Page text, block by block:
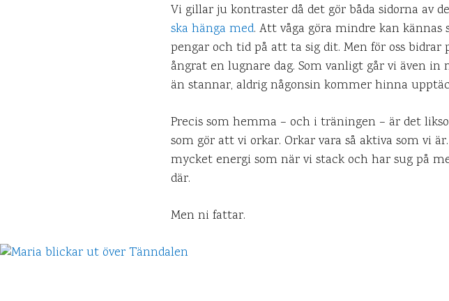
Vi gillar ju kontraster då det gör båda sidorna
ska hänga med. Att våga göra mindre kan
pengar och tid på att ta sig dit. Men för oss
ångrat en lugnare dag. Som vanligt går vi även
än stannar, aldrig någonsin kommer hinna
Precis som hemma – och i träningen – är det
som gör att vi orkar. Orkar vara så aktiva som vi
mycket energi som när vi stack och har sug på
där.
Men ni fattar.